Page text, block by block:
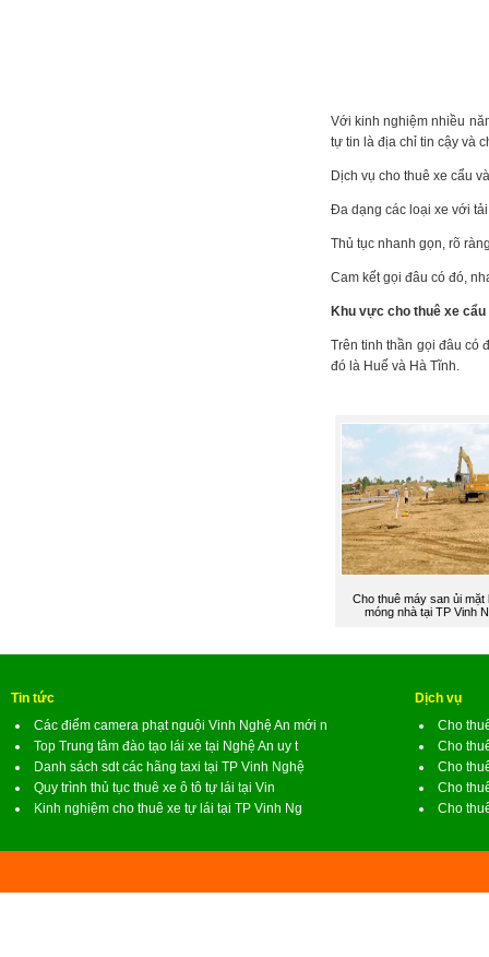
Với kinh nghiệm nhiều
tự tin là địa chỉ tin cậy và
Dịch vụ cho thuê xe cẩu
Đa dạng các loại xe với
Thủ tục nhanh gọn, rõ
Cam kết gọi đâu có đó,
Khu vực cho thuê xe cẩu
Trên tinh thần gọi đâu có
đó là Huế và Hà Tĩnh.
Cho thuê máy san ủi mặt
móng nhà tại TP Vinh
Tin tức
Các điểm camera phạt nguội Vinh Nghệ An mới n
Top Trung tâm đào tạo lái xe tại Nghệ An uy t
Danh sách sdt các hãng taxi tại TP Vinh Nghệ
Quy trình thủ tục thuê xe ô tô tự lái tại Vin
Kinh nghiệm cho thuê xe tự lái tại TP Vinh Ng
Dịch vụ
Cho
Cho
Cho
Cho
Cho